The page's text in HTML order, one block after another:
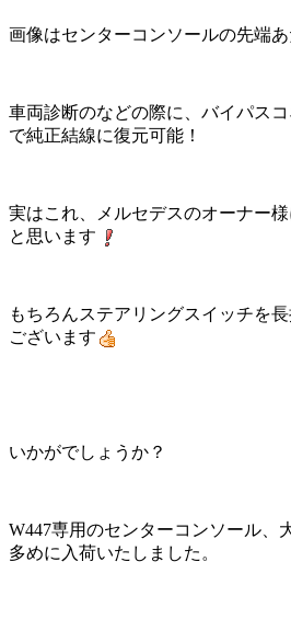
画像はセンターコンソールの先端あ
車両診断のなどの際に、バイパス
で純正結線に復元可能！
実はこれ、メルセデスのオーナー
と思います
もちろんステアリングスイッチを
ございます
いかがでしょうか？
W447専用のセンターコンソール、
多めに入荷いたしました。